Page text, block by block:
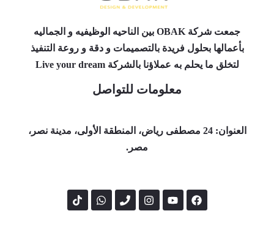
جمعت شركة OBAK بين الناحيه الوظيفيه و الجماليه
بأعمالها بحلول فريدة بالتصميمات و دقة و روعة التنفيذ
لتخلق ما يحلم به عملاؤنا بالشركة Live your dream
معلومات للتواصل
العنوان:
24 مصطفى رياض، المنطقة الأولى، مدينة نصر،
مصر.